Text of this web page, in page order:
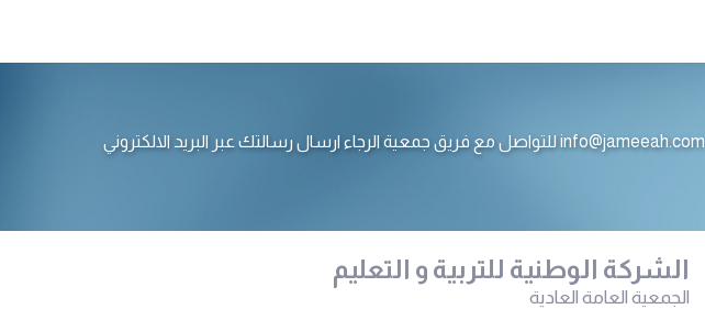
info@jameeah.com للتواصل مع فريق جمعية الرجاء ارسال رسالتك عبر البريد الالكتروني
الشركة الوطنية للتربية و التعليم
الجمعية العامة العادية